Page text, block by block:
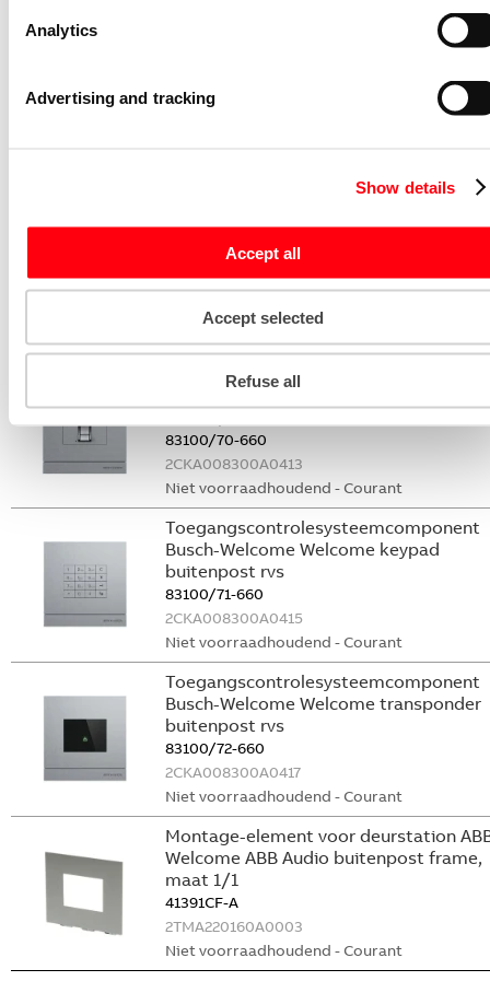
Analytics
Advertising and tracking
Show details
Accept all
Accept selected
Refuse all
Diefstalbeveiliging
Materiaal
Diepte (millimeter)
Gerelateerde artikelen
Toegangscontrolesysteemcomponent
83100/70-660
2CKA008300A0413
Niet voorraadhoudend - Courant
Toegangscontrolesysteemcomponent
Busch-Welcome Welcome keypad
buitenpost rvs
83100/71-660
2CKA008300A0415
Niet voorraadhoudend - Courant
Toegangscontrolesysteemcomponent
Busch-Welcome Welcome transponder
buitenpost rvs
83100/72-660
2CKA008300A0417
Niet voorraadhoudend - Courant
Montage-element voor deurstation
Welcome ABB Audio buitenpost frame,
maat 1/1
41391CF-A
2TMA220160A0003
Niet voorraadhoudend - Courant